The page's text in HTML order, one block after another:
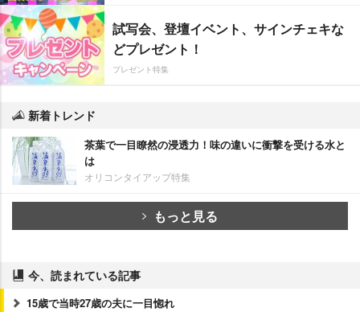
試写会、登壇イベント、サインチェキな
どプレゼント！
プレゼント特集
新着トレンド
茶葉で一目瞭然の浸透力！味の違いに衝撃を受ける水と
は
オリコンタイアップ特集
もっと見る
今、読まれている記事
15歳で当時27歳の夫に一目惚れ